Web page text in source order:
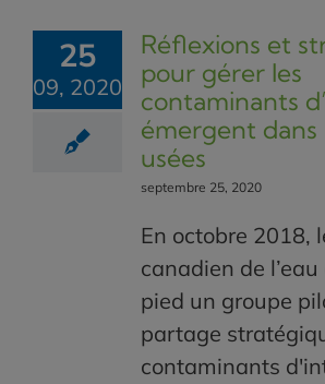
25
09, 2020
Réflexions et
pour gérer les
contaminants
émergent dans
usées
septembre 25, 2020
En octobre 2018,
canadien de
pied un groupe
partage
contaminants